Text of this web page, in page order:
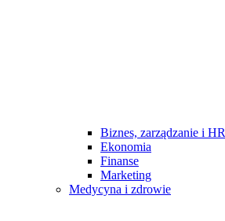
Biznes, zarządzanie i HR
Ekonomia
Finanse
Marketing
Medycyna i zdrowie